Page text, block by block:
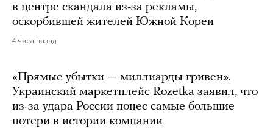
в центре скандала из-за рекламы,
оскорбившей жителей Южной Кореи
4 часа назад
«Прямые убытки — миллиарды гривен».
Украинский маркетплейс Rozetka заявил, что
из-за удара России понес самые большие
потери в истории компании